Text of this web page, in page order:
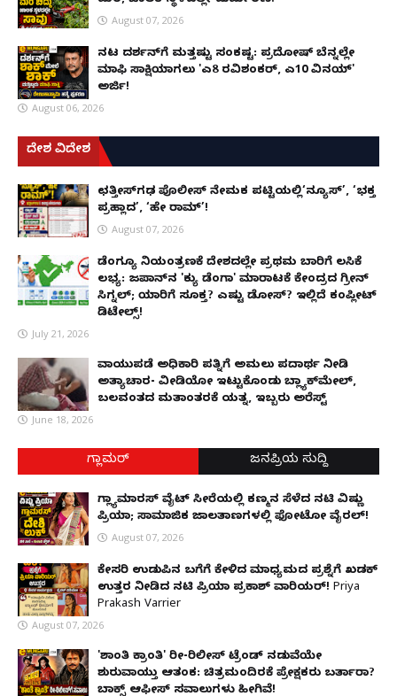
August 07, 2026
ನಟ ದರ್ಶನ್‌ಗೆ ಮತ್ತಷ್ಟು ಸಂಕಷ್ಟ: ಪ್ರದೋಷ್ ಬೆನ್ನಲ್ಲೇ
ಮಾಫಿ ಸಾಕ್ಷಿಯಾಗಲು 'ಎ8 ರವಿಶಂಕರ್, ಎ10 ವಿನಯ್'
ಅರ್ಜಿ!
August 06, 2026
ದೇಶ ವಿದೇಶ
ಛತ್ತೀಸ್‌ಗಢ ಪೊಲೀಸ್ ನೇಮಕ ಪಟ್ಟಿಯಲ್ಲಿ‘ನ್ಯೂಸ್’, ‘ಭಕ್ತ
ಪ್ರಹ್ಲಾದ’, ‘ಹೇ ರಾಮ್’!
August 07, 2026
ಡೆಂಗ್ಯೂ ನಿಯಂತ್ರಣಕ್ಕೆ ದೇಶದಲ್ಲೇ ಪ್ರಥಮ ಬಾರಿಗೆ ಲಸಿಕೆ
ಲಭ್ಯ: ಜಪಾನ್‌ನ 'ಕ್ಯು ಡೆಂಗಾ' ಮಾರಾಟಕ್ಕೆ ಕೇಂದ್ರದ ಗ್ರೀನ್
ಸಿಗ್ನಲ್; ಯಾರಿಗೆ ಸೂಕ್ತ? ಎಷ್ಟು ಡೋಸ್? ಇಲ್ಲಿದೆ ಕಂಪ್ಲೀಟ್
ಡಿಟೇಲ್ಸ್!
July 21, 2026
ವಾಯುಪಡೆ ಅಧಿಕಾರಿ ಪತ್ನಿಗೆ ಅಮಲು ಪದಾರ್ಥ ನೀಡಿ
ಅತ್ಯಾಚಾರ- ವೀಡಿಯೋ ಇಟ್ಟುಕೊಂಡು ಬ್ಲ್ಯಾಕ್‌ಮೇಲ್,
ಬಲವಂತದ ಮತಾಂತರಕ್ಕೆ ಯತ್ನ, ಇಬ್ಬರು ಅರೆಸ್ಟ್
June 18, 2026
ಗ್ಲಾಮರ್ ಜನಪ್ರಿಯ ಸುದ್ದಿ
ಗ್ಲ್ಯಾಮಾರಸ್ ವೈಟ್‌ ಸೀರೆಯಲ್ಲಿ ಕಣ್ಮನ ಸೆಳೆದ ನಟಿ ವಿಷ್ಣು
ಪ್ರಿಯಾ; ಸಾಮಾಜಿಕ ಜಾಲತಾಣಗಳಲ್ಲಿ ಫೋಟೋ ವೈರಲ್!
August 07, 2026
ಕೇಸರಿ ಉಡುಪಿನ ಬಗೆಗೆ ಕೇಳಿದ ಮಾಧ್ಯಮದ ಪ್ರಶ್ನೆಗೆ ಖಡಕ್
ಉತ್ತರ ನೀಡಿದ ನಟಿ ಪ್ರಿಯಾ ಪ್ರಕಾಶ್ ವಾರಿಯರ್! Priya
Prakash Varrier
August 07, 2026
'ಶಾಂತಿ ಕ್ರಾಂತಿ' ರೀ-ರಿಲೀಸ್ ಟ್ರೆಂಡ್ ನಡುವೆಯೇ
ಶುರುವಾಯ್ತು ಆತಂಕ: ಚಿತ್ರಮಂದಿರಕ್ಕೆ ಪ್ರೇಕ್ಷಕರು ಬರ್ತಾರಾ?
ಬಾಕ್ಸ್ ಆಫೀಸ್ ಸವಾಲುಗಳು ಹೀಗಿವೆ!